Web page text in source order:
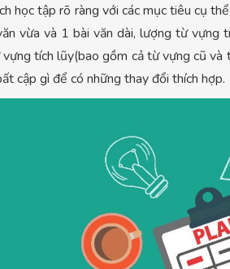
học tập rõ ràng với các mục tiêu cụ
vừa và 1 bài văn dài, lượng từ
tích lũy(bao gồm cả từ vựng cũ
cập gì để có những thay đổi thích hợp.